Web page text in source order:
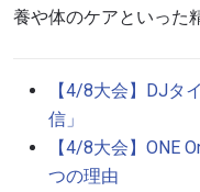
養や体のケアといった
【4/8大会】 DJタ
信」
【4/8大会】ONE
つの理由